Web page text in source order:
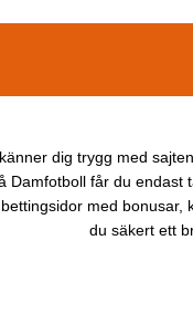
dig trygg med
Damfotboll får du
med
du säkert ett